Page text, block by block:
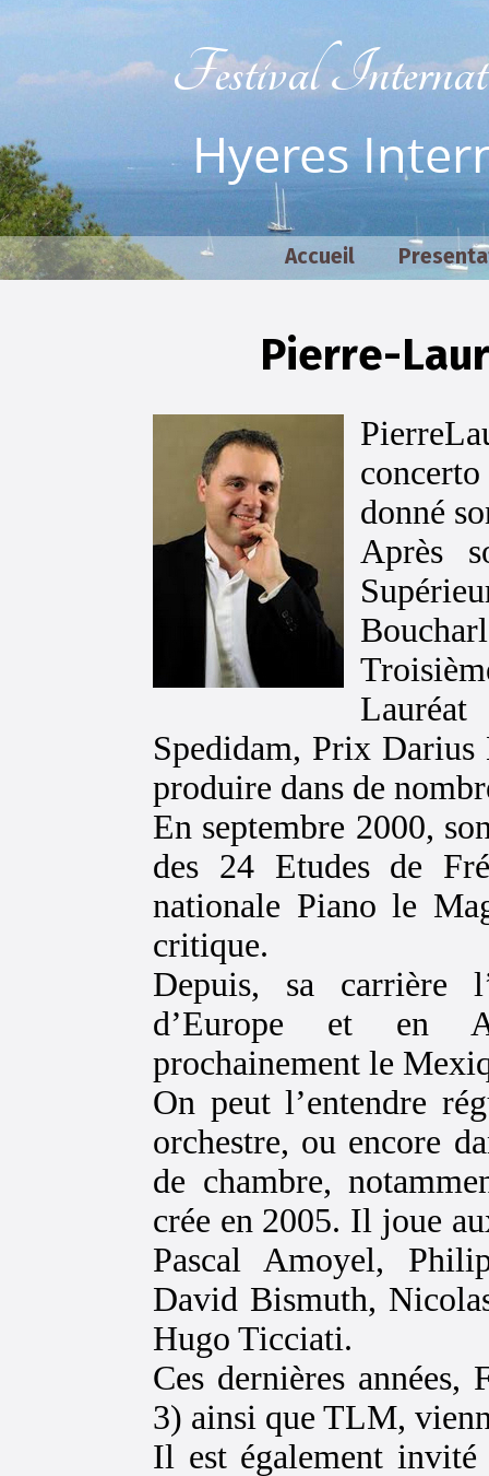
Festival
Hyeres
Accueil
Pierre-
donné
Après
Spedidam, Prix
produire dans de
En septembre 2000,
des 24 Etudes de
nationale Piano le
critique.
Depuis, sa carrière
d’Europe et en
prochainement le
On peut l’entendre
orchestre, ou encore
de chambre,
crée en 2005. Il joue
Pascal Amoyel,
David Bismuth,
Hugo Ticciati.
Ces dernières
3) ainsi que TLM,
Il est également